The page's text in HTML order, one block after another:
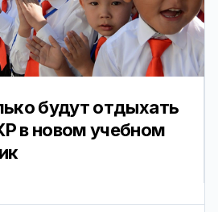
будут отдыхать
в новом учебном